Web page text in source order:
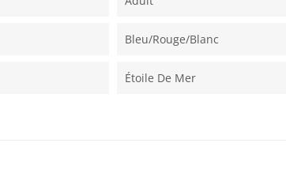
Bleu/rouge/blanc
Étoile De Mer